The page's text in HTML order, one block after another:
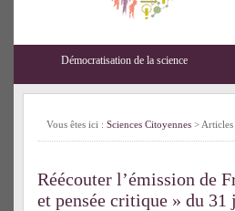
Démocratisation de la science
Vous êtes ici : Sciences Citoyennes >
Réécouter l’émission de
et pensée critique » du 31